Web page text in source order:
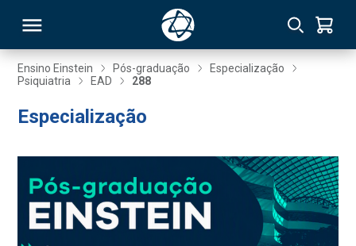
Ensino Einstein Pós-graduação
Especialização
Psiquiatria
EAD 288
Especialização